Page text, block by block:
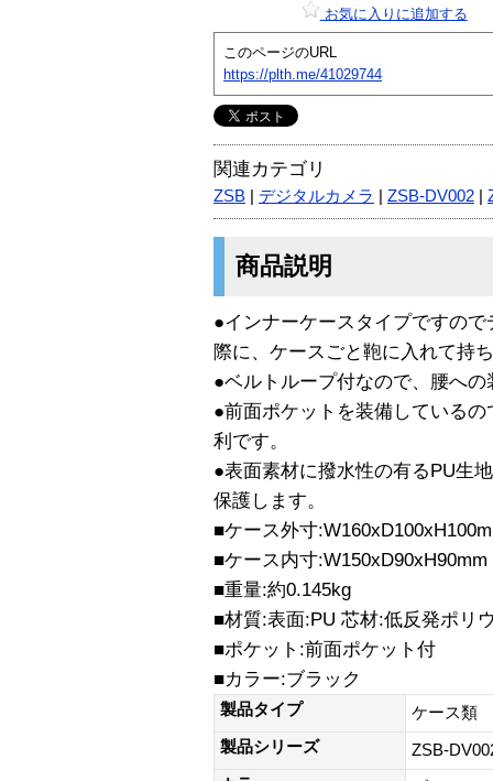
お気に入りに追加する
このページのURL
https://plth.me/41029744
関連カテゴリ
ZSB デジタルカメラ ZSB-DV002
商品説明
●インナーケースタイプですの
際に、ケースごと鞄に入れて持
●ベルトループ付なので、腰へ
●前面ポケットを装備している
利です。
●表面素材に撥水性の有るPU生
保護します。
■ケース外寸
■ケース内寸:W150xD90xH90mm
■重量:約0.145kg
■材質:表面:PU 芯材:低反発ポリ
■ポケット:前面ポケット付
■カラー:ブラック
製品タイプ
ケース類
製品シリーズ
ZSB-